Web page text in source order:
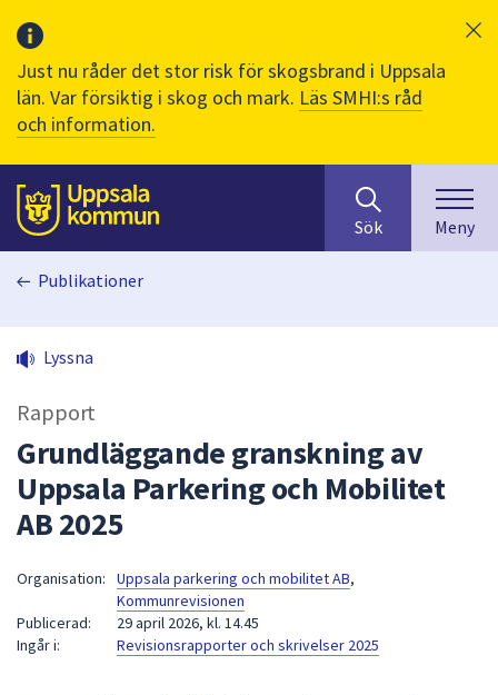
Just nu råder det stor risk för skogsbrand i Uppsala
län. Var försiktig i skog och mark. Läs SMHI:s råd
och information.
Till sidans
huvudinnehåll
efter
innehåll
på
sökfältet
kommer
sökförslag
under
piltangenterna
Sök Meny
Publikationer
Lyssna
Rapport
Grundläggande granskning av
Uppsala Parkering och Mobilitet
AB 2025
Organisation: Uppsala parkering och mobilitet AB,
Kommunrevisionen
Publicerad:
29 april 2026, kl. 14.45
Ingår i:
Revisionsrapporter och skrivelser 2025